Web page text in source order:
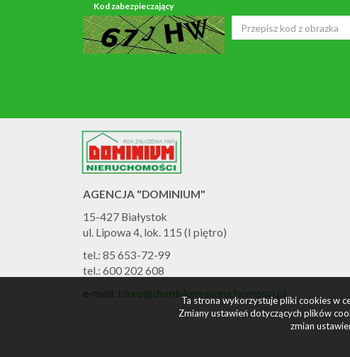
Kod zabezpieczający
AGENCJA "DOMINIUM"
15-427 Białystok
ul. Lipowa 4, lok. 115 (I piętro)
tel.: 85 653-72-99
tel.: 600 202 608
e-mail: biuro@dominium-nieruchomosci.pl
Ta strona wykorzystuje pliki cookies w
Zmiany ustawień dotyczących plików
zmian